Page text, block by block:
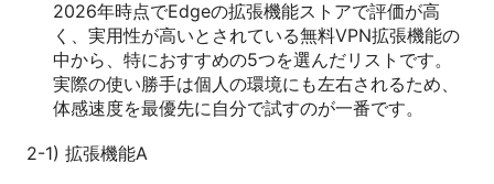
2026年時点でEdgeの拡張機能ストアで評価が高
く、実用性が高いとされている無料VPN拡張機能の
中から、特におすすめの5つを選んだリストです。
実際の使い勝手は個人の環境にも左右されるため、
体感速度を最優先に自分で試すのが一番です。
2-1) 拡張機能A